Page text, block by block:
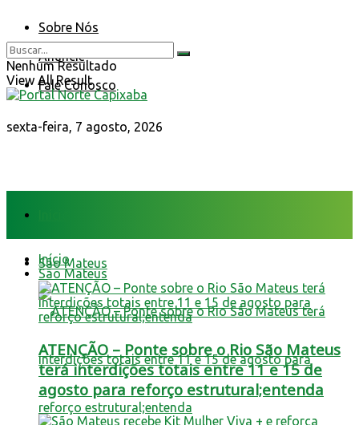
Sobre Nós
Anuncie
Fale Conosco
sexta-feira, 7 agosto, 2026
Nenhum Resultado
View All Result
São Mateus
Início
São Mateus
ATENÇÃO – Ponte sobre o Rio São Mateus
terá interdições totais entre 11 e 15 de
agosto para reforço estrutural;entenda